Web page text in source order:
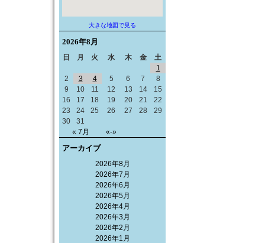
大きな地図で見る
2026年8月
日 月 火 水 木 金 土
« 7月 «-»
1
2
3 4 5 6 7
8
9
10 11 12 13 14
15
16
17 18 19 20 21
22
23
24 25 26 27 28
29
30
31
アーカイブ
2026年8月
2026年7月
2026年6月
2026年5月
2026年4月
2026年3月
2026年2月
2026年1月